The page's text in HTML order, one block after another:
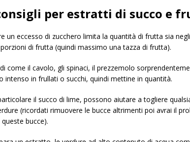
per estratti di succo e
un eccesso di zucchero limita la quantità di frutta sia
di frutta (quindi massimo una tazza di frutta).
come il cavolo, gli spinaci, il prezzemolo
intenso in frullati o succhi, quindi mettine in quantità.
il succo di lime, possono aiutare a togliere
(ricordati rimuovere le bucce altrimenti poi avrai il
bucce).